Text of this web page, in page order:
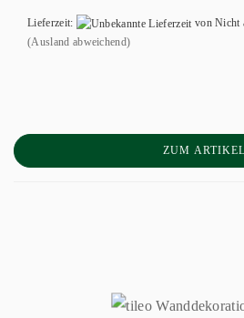
Lieferzeit:
von Nicht
(Ausland abweichend)
ZUM ARTIKEL